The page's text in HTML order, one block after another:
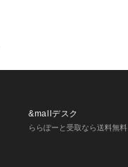
&mallデスク
ららぽーと受取なら送料無料